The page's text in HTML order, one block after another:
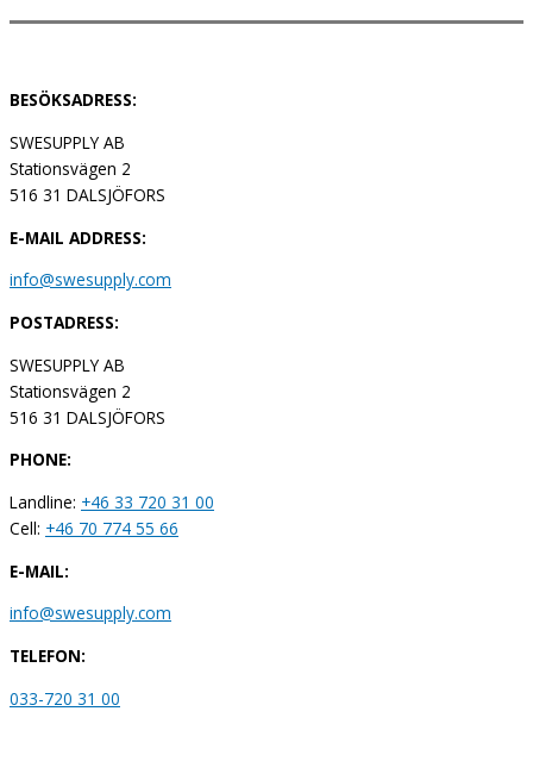
BESÖKSADRESS:
SWESUPPLY AB
Stationsvägen 2
516 31 DALSJÖFORS
E-MAIL ADDRESS:
info@swesupply.com
POSTADRESS:
SWESUPPLY AB
Stationsvägen 2
516 31 DALSJÖFORS
PHONE:
Landline: +46 33 720 31 00
Cell: +46 70 774 55 66
E-MAIL:
info@swesupply.com
TELEFON:
033-720 31 00